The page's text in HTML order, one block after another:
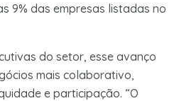
9% das empresas listadas no
do setor, esse avanço
mais colaborativo,
e participação. “O